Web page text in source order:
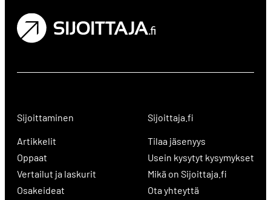
Sijoittaminen
Artikkelit
Oppaat
Vertailut ja laskurit
Osakeideat
Sijoittaja.fi
Tilaa jäsenyys
Usein kysytyt kysymykset
Mikä on Sijoittaja.fi
Ota yhteyttä